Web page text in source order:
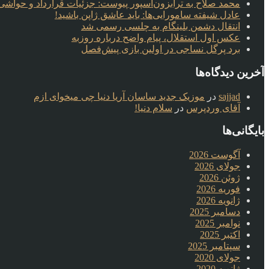
محمد صلاح به ترابزون‌اسپور پیوست: جزئیات قرارداد و حواشی
عادل شیفته سامورایی‌ها: باید عاشق ژاپن باشید!
انتقال دشمن بلینگام به چلسی رسمی شد
عکس اول استقلال، پیام واضح درباره روزبه
برد پرگل نساجی در اولین بازی پیش‌فصل
آخرین دیدگاه‌ها
sajjad در موزیک جدید ساسان آریا دنیا چی میخوای ازم
آقای وردپرس در سلام دنیا!
بایگانی‌ها
آگوست 2026
جولای 2026
ژوئن 2026
فوریه 2026
ژانویه 2026
دسامبر 2025
نوامبر 2025
اکتبر 2025
سپتامبر 2025
جولای 2020